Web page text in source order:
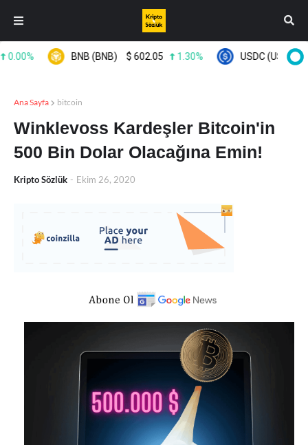
BNB (BNB) $ 602.05 1.30% USDC (USDC) $
Ana Sayfa bitcoin
Winklevoss Kardeşler Bitcoin'in
500 Bin Dolar Olacağına Emin!
Kripto Sözlük - Ekim 26, 2020